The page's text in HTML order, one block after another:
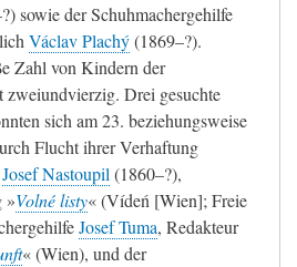
sowie der Schuhmachergehilfe
Václav Plachý(1869–?).
Zahl von Kindern der
zweiundvierzig. Drei gesuchte
sich am 23. beziehungsweise
Flucht ihrer Verhaftung
Josef Nastoupil (1860–?),
»Volné listy«(Vídeń [Wien]; Freie
Josef Tuma, Redakteur
«(Wien), und der